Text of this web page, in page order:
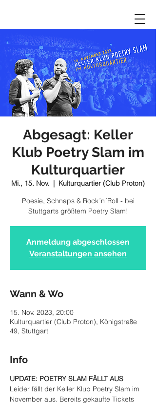
Abgesagt: Keller
Klub Poetry Slam im
Kulturquartier
Mi., 15. Nov.
  |
Kulturquartier (Club Proton)
Poesie, Schnaps & Rock´n´Roll - bei
Stuttgarts größtem Poetry Slam!
Anmeldung abgeschlossen
Veranstaltungen ansehen
Wann & Wo
15. Nov. 2023, 20:00
Kulturquartier (Club Proton), Königstraße
49, Stuttgart
Info
UPDATE: POETRY SLAM FÄLLT AUS
Leider fällt der Keller Klub Poetry Slam im
November aus. Bereits gekaufte Tickets